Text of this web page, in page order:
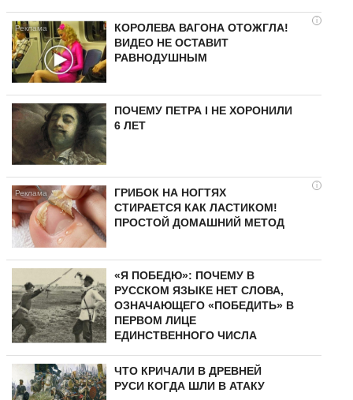
i
КОРОЛЕВА ВАГОНА ОТОЖГЛА!
ВИДЕО НЕ ОСТАВИТ
РАВНОДУШНЫМ
ПОЧЕМУ ПЕТРА I НЕ ХОРОНИЛИ
6 ЛЕТ
i
ГРИБОК НА НОГТЯХ
СТИРАЕТСЯ КАК ЛАСТИКОМ!
ПРОСТОЙ ДОМАШНИЙ МЕТОД
«Я ПОБЕДЮ»: ПОЧЕМУ В
РУССКОМ ЯЗЫКЕ НЕТ СЛОВА,
ОЗНАЧАЮЩЕГО «ПОБЕДИТЬ» В
ПЕРВОМ ЛИЦЕ
ЕДИНСТВЕННОГО ЧИСЛА
ЧТО КРИЧАЛИ В ДРЕВНЕЙ
РУСИ КОГДА ШЛИ В АТАКУ